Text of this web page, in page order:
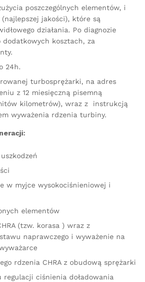
poszczególnych elementów, i
jakości), które są
działania. Po diagnozie
kosztach, za
24h.
turbosprężarki, na adres
z 12 miesięczną pisemną
kilometrów), wraz z instrukcją
wyważenia rdzenia turbiny.
w myjce wysokociśnieniowej i
elementów
(tzw. korasa ) wraz z
naprawczego i wyważenie na
rdzenia CHRA z obudową sprężarki
regulacji ciśnienia doładowania